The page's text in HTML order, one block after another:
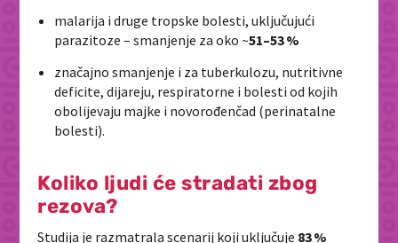
malarija i druge tropske bolesti, uključujući
parazitoze – smanjenje za oko ~51–53 %
značajno smanjenje i za tuberkulozu, nutritivne
deficite, dijareju, respiratorne i bolesti od kojih
obolijevaju majke i novorođenčad (perinatalne
bolesti).
Koliko ljudi će stradati zbog
rezova?
Studija je razmatrala scenarij koji uključuje 83 %